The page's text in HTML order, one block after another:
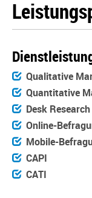
Qualitative
Quantitative
Desk Research
Online-
Mobile-
CAPI
CATI